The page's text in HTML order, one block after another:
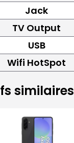
Jack
TV Output
USB
Wifi HotSpot
similaires